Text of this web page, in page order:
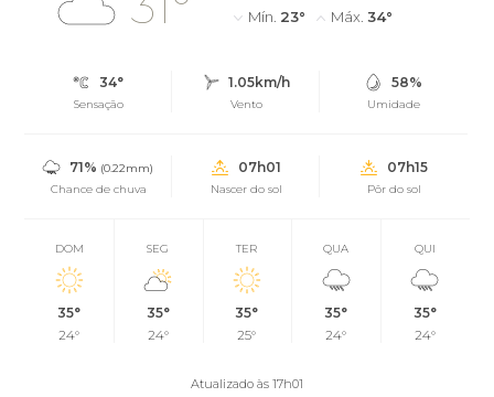
Mín. 23° Máx. 34°
34°
Sensação
1.05km/h
Vento
58%
Umidade
71% (0.22mm)
Chance de chuva
07h01
Nascer do sol
07h15
Pôr do sol
DOM
35°
24°
SEG
35°
24°
TER
35°
25°
QUA
35°
24°
QUI
35°
24°
Atualizado às 17h01